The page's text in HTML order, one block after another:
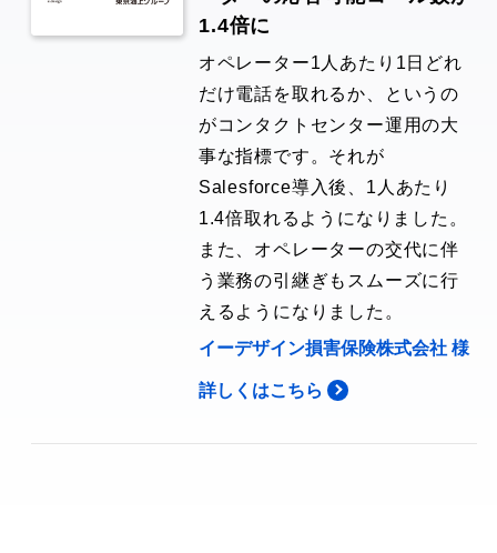
1.4倍に
オペレーター1人あたり1日どれ
だけ電話を取れるか、というの
がコンタクトセンター運用の大
事な指標です。それが
Salesforce導入後、1人あたり
1.4倍取れるようになりました。
また、オペレーターの交代に伴
う業務の引継ぎもスムーズに行
えるようになりました。
イーデザイン損害保険株式会社 様
詳しくはこちら